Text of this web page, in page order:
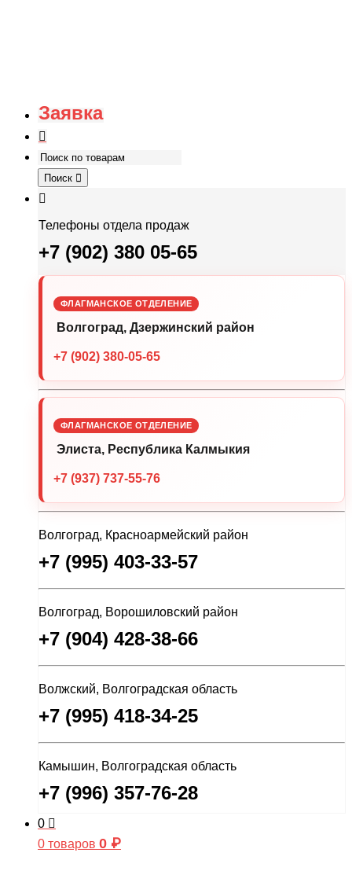
Заявка
Поиск
Телефоны отдела продаж
+7 (902) 380 05-65
ФЛАГМАНСКОЕ ОТДЕЛЕНИЕ
Волгоград, Дзержинский район
+7 (902) 380-05-65
ФЛАГМАНСКОЕ ОТДЕЛЕНИЕ
Элиста, Республика Калмыкия
+7 (937) 737-55-76
Волгоград, Красноармейский район
+7 (995) 403-33-57
Волгоград, Ворошиловский район
+7 (904) 428-38-66
Волжский, Волгоградская область
+7 (995) 418-34-25
Камышин, Волгоградская область
+7 (996) 357-76-28
0
0 товаров 0 ₽